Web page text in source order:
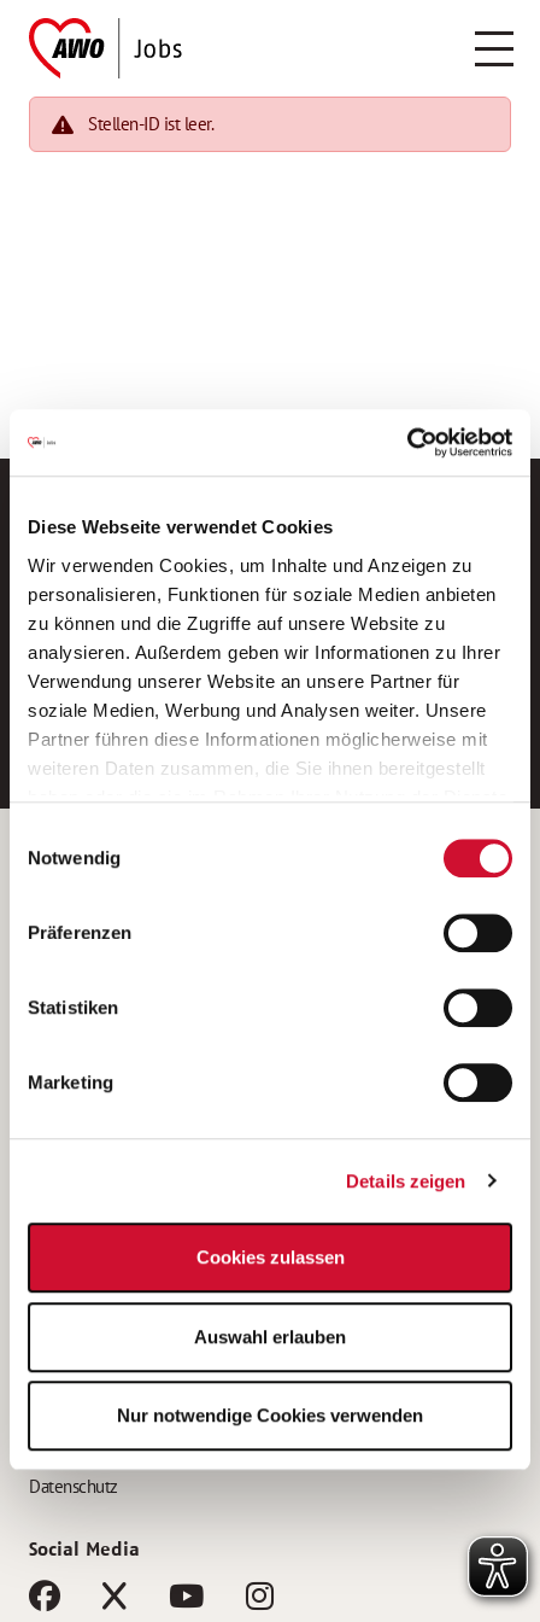
Diese Webseite verwendet Cookies
Wir verwenden Cookies, um Inhalte und Anzeigen zu
personalisieren, Funktionen für soziale Medien anbieten
zu können und die Zugriffe auf unsere Website zu
analysieren. Außerdem geben wir Informationen zu Ihrer
Verwendung unserer Website an unsere Partner für
soziale Medien, Werbung und Analysen weiter. Unsere
Partner führen diese Informationen möglicherweise mit
weiteren Daten zusammen, die Sie ihnen bereitgestellt
Wenn Sie auf „Cookies zulassen“ klicken, so stimmen
Sie der Speicherung sämtlicher Cookies zu. Sie können
Ihre Einwilligung selbstverständlich jederzeit widerrufen,
indem Sie die Cookie-Einstellungen aufrufen und diese
unsererDatenschutzerklärung
Notwendig
Präferenzen
Statistiken
Marketing
Details zeigen
Cookies zulassen
Auswahl erlauben
Nur notwendige Cookies verwenden
Stellen-ID ist leer.
Neue Stellen per E-Mail.
Ein kostenloser Service von AWO
Jobs.
E-Mail-Adresse eintragen
Betreiber der Webseite
Kantstraße 45a
(Ein Tochterunternehmen des AWO Bezirksverbandes Unterfranken
e.V.)
Bewerbung als Altenpflegehelfer*in
Bewerbung als Erzieher*in
AWO Gliederungen nach Bundesland
Impressum
Datenschutz
Social Media